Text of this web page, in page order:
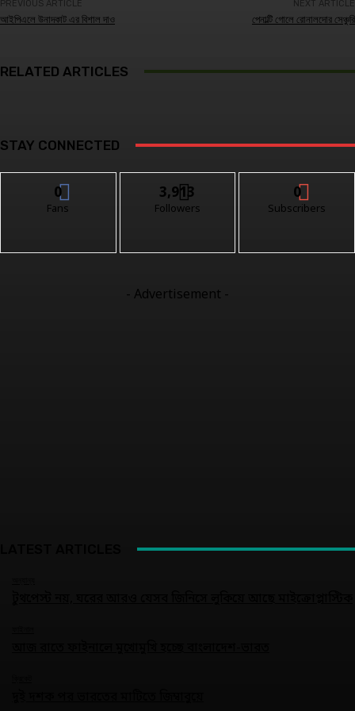
PREVIOUS ARTICLE
আইপিএলে উনাদকাট এর বিশাল দাও
NEXT ARTICLE
পেনাল্টি গোলে রোনালদোর সেঞ্চুরি
RELATED ARTICLES
STAY CONNECTED
0
Fans
3,913
Followers
0
Subscribers
- Advertisement -